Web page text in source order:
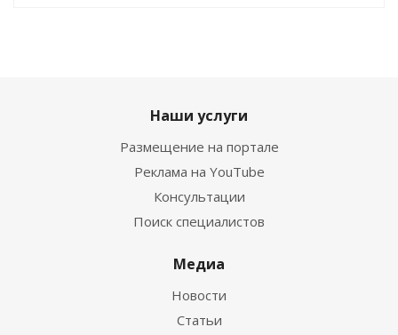
Наши услуги
Размещение на портале
Реклама на YouTube
Консультации
Поиск специалистов
Медиа
Новости
Статьи